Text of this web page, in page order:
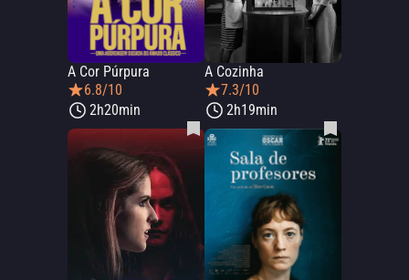
A Cor Púrpura
6.8/10
2h20min
A Cozinha
7.3/10
2h19min